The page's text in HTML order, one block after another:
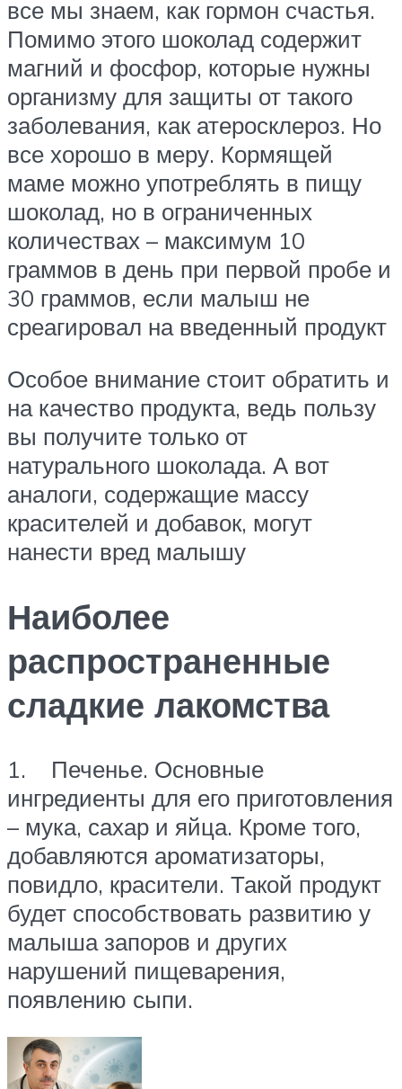
все мы знаем, как гормон счастья.
Помимо этого шоколад содержит
магний и фосфор, которые нужны
организму для защиты от такого
заболевания, как атеросклероз. Но
все хорошо в меру. Кормящей
маме можно употреблять в пищу
шоколад, но в ограниченных
количествах – максимум 10
граммов в день при первой пробе и
30 граммов, если малыш не
среагировал на введенный продукт
Особое внимание стоит обратить и
на качество продукта, ведь пользу
вы получите только от
натурального шоколада. А вот
аналоги, содержащие массу
красителей и добавок, могут
нанести вред малышу
Наиболее
распространенные
сладкие лакомства
1. Печенье. Основные
ингредиенты для его приготовления
– мука, сахар и яйца. Кроме того,
добавляются ароматизаторы,
повидло, красители. Такой продукт
будет способствовать развитию у
малыша запоров и других
нарушений пищеварения,
появлению сыпи.